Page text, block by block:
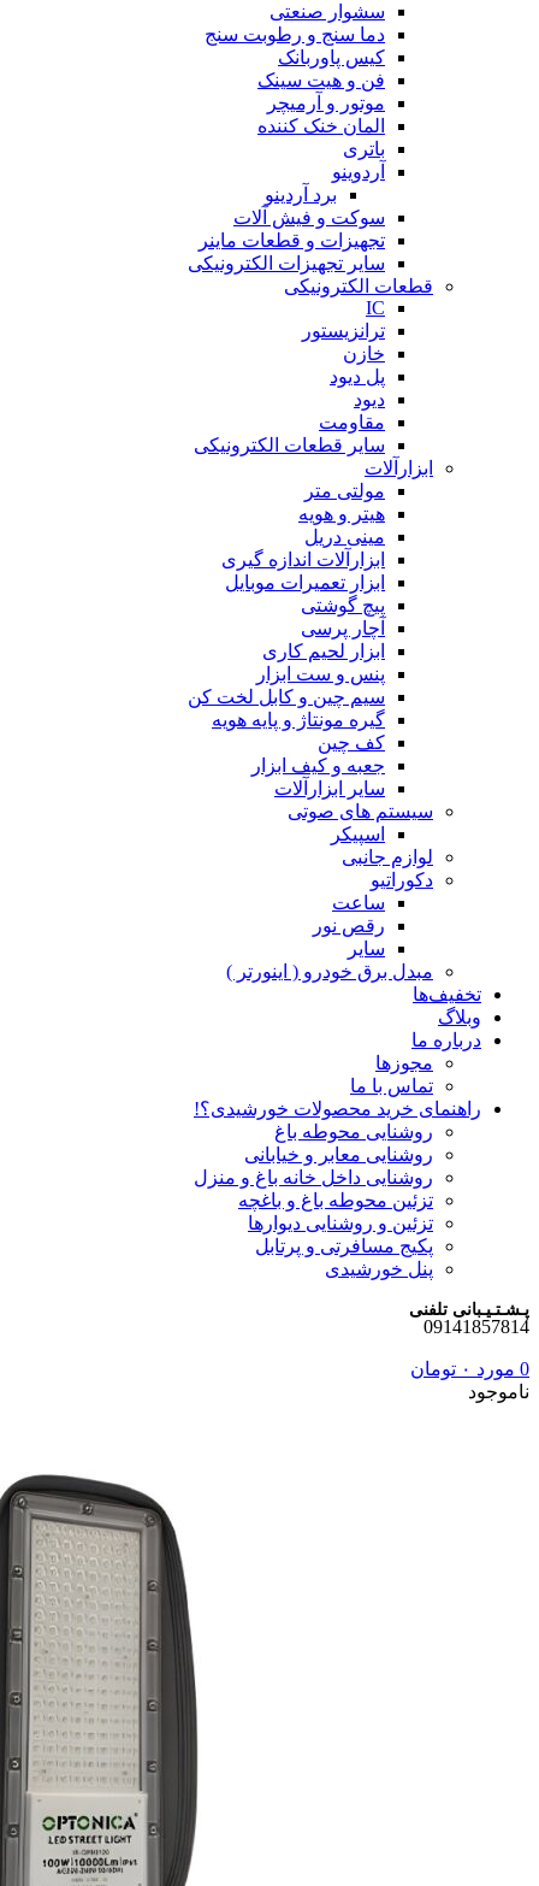
سشوار صنعتی
دما سنج و رطوبت سنج
کیس پاوربانک
فن و هیت سینک
موتور و آرمیچر
المان خنک کننده
باتری
آردوینو
برد آردینو
سوکت و فیش آلات
تجهیزات و قطعات ماینر
سایر تجهیزات الکترونیکی
قطعات الکترونیکی
IC
ترانزیستور
خازن
پل دیود
دیود
مقاومت
سایر قطعات الکترونیکی
ابزارآلات
مولتی متر
هیتر و هویه
مینی دریل
ابزارآلات اندازه گیری
ابزار تعمیرات موبایل
پیچ گوشتی
آچار پرسی
ابزار لحیم کاری
پنس و ست ابزار
سیم چین و کابل لخت کن
گیره مونتاژ و پایه هویه
کف چین
جعبه و کیف ابزار
سایر ابزارآلات
سیستم های صوتی
اسپیکر
لوازم جانبی
دکوراتیو
ساعت
رقص نور
سایر
مبدل برق خودرو ( اینورتر )
تخفیف‌ها
وبلاگ
درباره ما
مجوزها
تماس با ما
راهنمای خرید محصولات خورشیدی؟!
روشنایی محوطه باغ
روشنایی معابر و خیابانی
روشنایی داخل خانه باغ و منزل
تزئین محوطه باغ و باغچه
تزئین و روشنایی دیوارها
پکیج مسافرتی و پرتابل
پنل خورشیدی
پـشـتـیـبانی تلفنی
09141857814
0 مورد ۰ تومان
ناموجود